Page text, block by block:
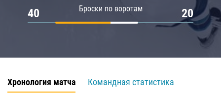
Броски по воротам
40 20
Хронология матча
Командная статистика